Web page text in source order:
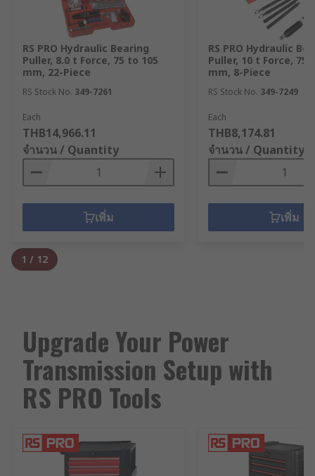
RS PRO Hydraulic Bearing
Puller, 8.0 t Force, 75 to 105
mm, 22-Piece
RS Stock No. 349-7261
Each
THB14,966.11
จำนวน / Quantity
เพิ่ม
RS PRO Hydraulic
Puller, 10 t Force, 75
mm, 8-Piece
RS Stock No. 349-7249
Each
THB8,174.81
จำนวน / Quantity
เพิ่ม
1 / 12
Upgrade Your Power
Transmission Setup with
RS PRO Tools